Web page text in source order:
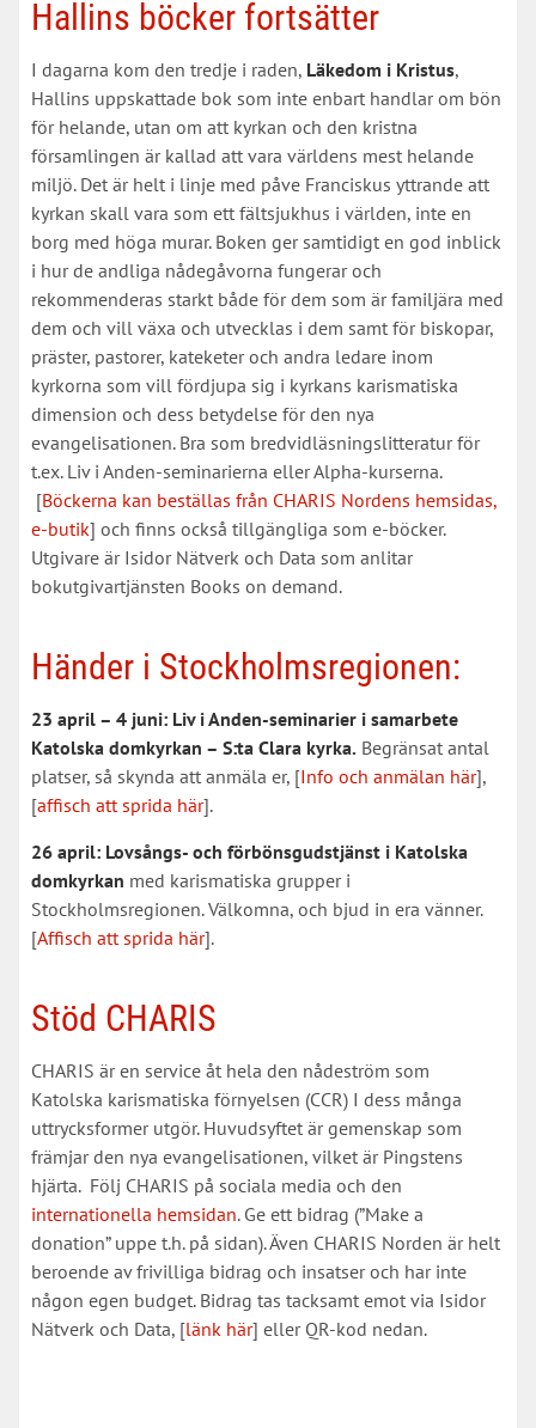
Hallins böcker fortsätter
I dagarna kom den tredje i raden, Läkedom i Kristus,
Hallins uppskattade bok som inte enbart handlar om bön
för helande, utan om att kyrkan och den kristna
församlingen är kallad att vara världens mest helande
miljö. Det är helt i linje med påve Franciskus yttrande att
kyrkan skall vara som ett fältsjukhus i världen, inte en
borg med höga murar. Boken ger samtidigt en god inblick
i hur de andliga nådegåvorna fungerar och
rekommenderas starkt både för dem som är familjära med
dem och vill växa och utvecklas i dem samt för biskopar,
präster, pastorer, kateketer och andra ledare inom
kyrkorna som vill fördjupa sig i kyrkans karismatiska
dimension och dess betydelse för den nya
evangelisationen. Bra som bredvidläsningslitteratur för
t.ex. Liv i Anden-seminarierna eller Alpha-kurserna.
[Böckerna kan beställas från CHARIS Nordens hemsidas,
e-butik] och finns också tillgängliga som e-böcker.
Utgivare är Isidor Nätverk och Data som anlitar
bokutgivartjänsten Books on demand.
Händer i Stockholmsregionen:
23 april – 4 juni: Liv i Anden-seminarier i samarbete
Katolska domkyrkan – S:ta Clara kyrka. Begränsat antal
platser, så skynda att anmäla er, [Info och anmälan här],
[affisch att sprida här].
26 april: Lovsångs- och förbönsgudstjänst i Katolska
domkyrkan med karismatiska grupper i
Stockholmsregionen. Välkomna, och bjud in era vänner.
[Affisch att sprida här].
Stöd CHARIS
CHARIS är en service åt hela den nådeström som
Katolska karismatiska förnyelsen (CCR) I dess många
uttrycksformer utgör. Huvudsyftet är gemenskap som
främjar den nya evangelisationen, vilket är Pingstens
hjärta. Följ CHARIS på sociala media och den
internationella hemsidan. Ge ett bidrag (”Make a
donation” uppe t.h. på sidan). Även CHARIS Norden är helt
beroende av frivilliga bidrag och insatser och har inte
någon egen budget. Bidrag tas tacksamt emot via Isidor
Nätverk och Data, [länk här] eller QR-kod nedan.